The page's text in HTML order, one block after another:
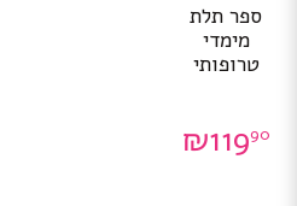
ספר תלת
מימדי
טרופותי
₪11990